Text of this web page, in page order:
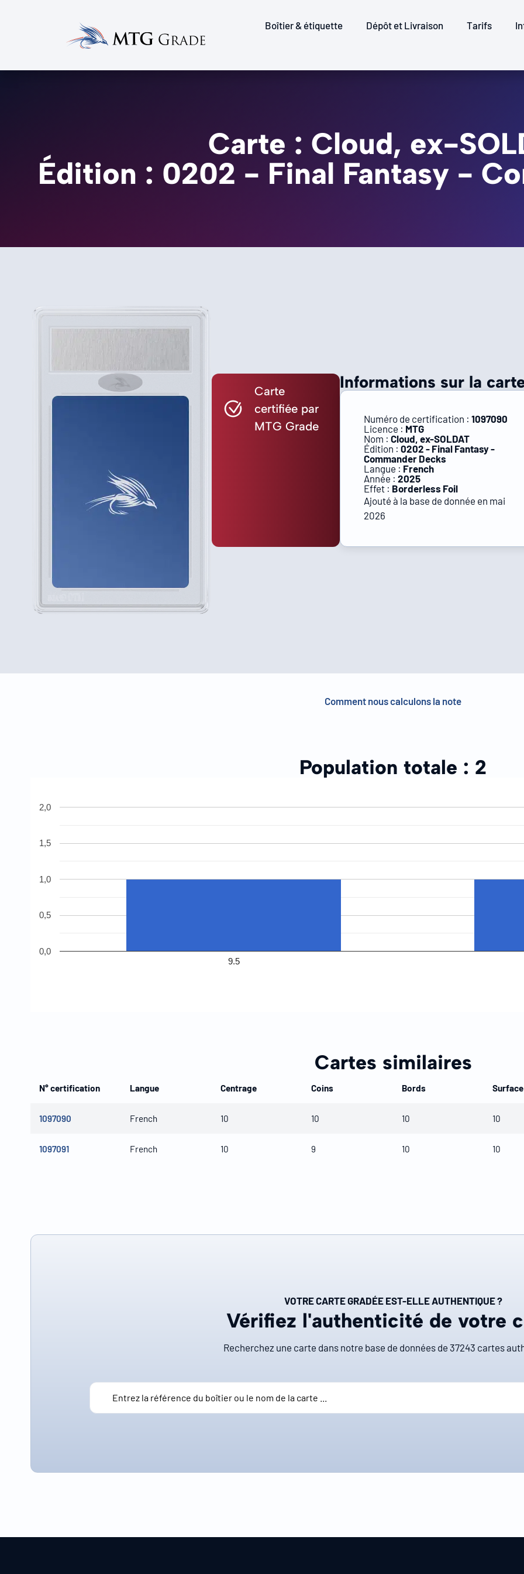
Boîtier & étiquette Dépôt et Livraison Tarifs
Carte : Cloud, ex-
Édition : 0202 - Final Fantasy -
Carte
certifiée par
MTG Grade
Informations sur la
Numéro de certification :1097090
Licence : MTG
Nom :Cloud, ex-SOLDAT
Édition :0202 - Final Fantasy -
Commander Decks
Langue : French
Année :2025
Effet : Borderless Foil
Ajouté à la base de donnée en mai
2026
Comment nous calculons la note
Population totale : 2
9.5
0,0
0,5
1,0
1,5
2,0
Cartes similaires
N° certification Langue Centrage Coins Bords Surface
1097090 French 10 10 10 10
1097091 French 10 9 10 10
VOTRE CARTE GRADÉE EST-ELLE AUTHENTIQUE ?
Vérifiez l'authenticité de votre
Recherchez une carte dans notre base de données de 37243 cartes